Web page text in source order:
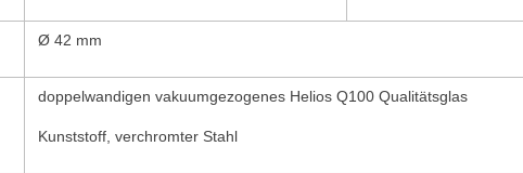
Ø 42 mm
doppelwandigen vakuumgezogenes Helios Q100 Qualitätsglas
Kunststoff, verchromter Stahl